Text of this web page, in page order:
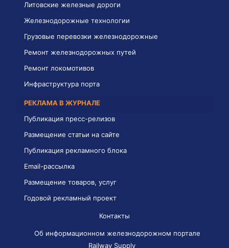
Литовские железные дороги
Железнодорожные технологии
Грузовые перевозки железнодорожные
Ремонт железнодорожных путей
Ремонт локомотивов
Инфраструктура порта
РЕКЛАМА В ЖУРНАЛЕ
Публикация пресс-релизов
Размещение статьи на сайте
Публикация рекламного блока
Email-рассылка
Размещение товаров, услуг
Годовой рекламный проект
Контакты
Об информационном железнодорожном портале
Railway Supply